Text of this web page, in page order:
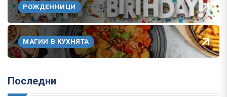
РОЖДЕННИЦИ
МАГИИ В КУХНЯТА
Последни